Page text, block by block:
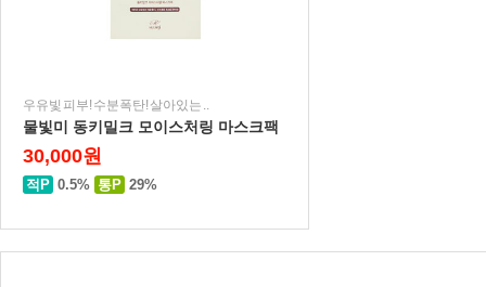
우유빛 피부! 수분폭탄! 살아있는 ..
물빛미 동키밀크 모이스처링 마스크팩
30,000원
적P 0.5% 통P 29%